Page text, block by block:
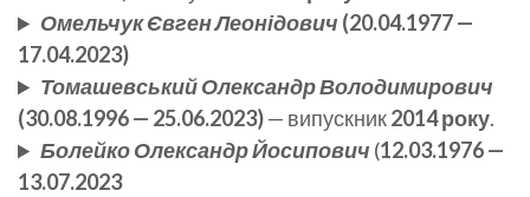
Омельчук Євген Леонідович (20.04.1977 —
17.04.2023)
Томашевський Олександр Володимирович
(30.08.1996 — 25.06.2023)— випускник2014 року.
Болейко Олександр Йосипович (12.03.1976 —
13.07.2023